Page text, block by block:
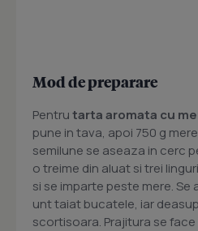
Mod de preparare
Pentrutarta aromata cu
pune in tava, apoi 750 g
semilune se aseaza in cerc
o treime din aluat si trei
si se imparte peste mere. Se
unt taiat bucatele, iar
scortisoara. Prajitura se